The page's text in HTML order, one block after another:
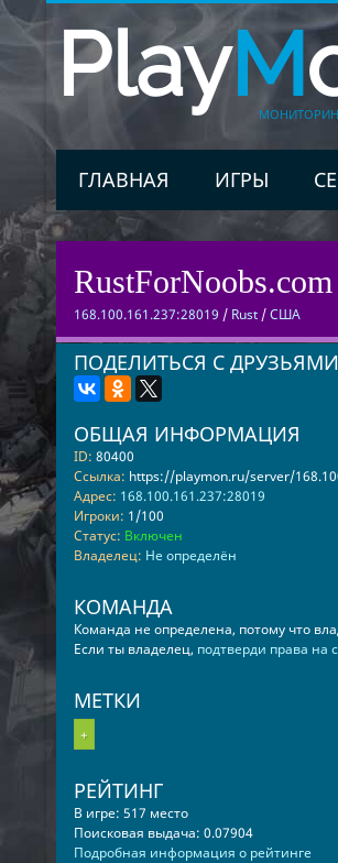
PlayM
ГЛАВНАЯ ИГРЫ
168.100.161.237:28019 / Rust/США
ПОДЕЛИТЬСЯ С ДРУЗЬЯМИ
ОБЩАЯ ИНФОРМАЦИЯ
ID: 80400
Ссылка: https://playmon.ru/server/
Адрес: 168.100.161.237:28019
Игроки: 1/100
Статус: Включен
Владелец: Не определён
КОМАНДА
Команда не определена, потому что
Если ты владелец, подтверди права на
МЕТКИ
+
РЕЙТИНГ
В игре: 517 место
Поисковая выдача: 0.07904
Подробная информация о рейтинге